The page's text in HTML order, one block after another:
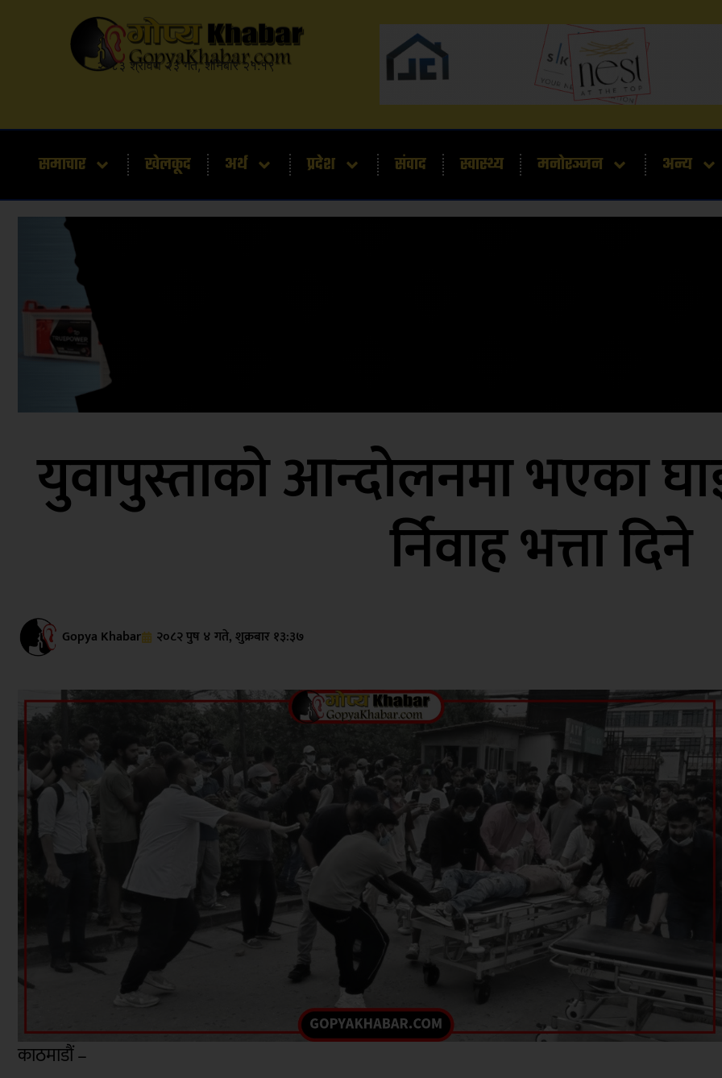
२०८३ श्रावण २३ गते, शनिबार २१:१९
समाचार खेलकूद अर्थ प्रदेश संवाद स्वास्थ्य मनोरञ्जन अन्य
युवापुस्ताको आन्दोलनमा भएका
र्निवाह भत्ता दिने
Gopya Khabar २०८२ पुष ४ गते, शुक्रबार १३:३७
काठमाडौं –